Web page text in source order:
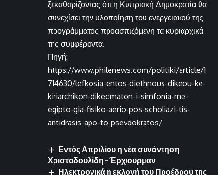
ξεκαθαρίζοντας ότι η Κυπριακή Δημοκρατία θα
συνεχίσει την υλοποίηση του ενεργειακού της
προγράμματος προασπιζόμενη τα κυριαρχικά
της συμφέροντα.
Πηγή:
https://www.philenews.com/politiki/article/1
714630/lefkosia-entos-diethnous-dikeou-ke-
kiriarchikon-dikeomaton-i-simfonia-me-
egipto-gia-fisiko-aerio-pos-scholiazi-tis-
antidrasis-apo-to-psevdokratos/
Εντός Απριλίου η νέα συνάντηση
Χριστοδουλίδη – Έρχιουρμαν
Ηλεκτρονικά η εκλογή του Προέδρου της